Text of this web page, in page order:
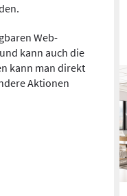
Web-
kann auch die
kann man direkt
Aktionen